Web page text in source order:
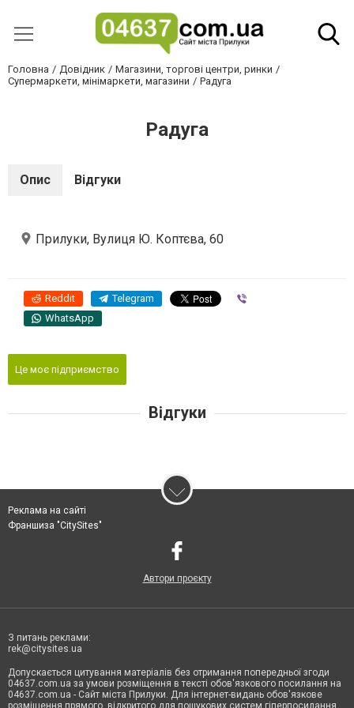
Головна Довідник
Магазини, торгові центри, ринки
Супермаркети, мінімаркети, магазини
Радуга
Радуга
Опис Відгуки
Прилуки, Вулиця Ю. Коптєва, 60
Reddit Telegram
WhatsApp
Це моє підприємство
Відгуки
Реклама на сайті
Франшиза "CitySites"
Автори проєкту
З питань реклами:
rek@citysites.ua
Допускається цитування матеріалів без отримання попередньої згоди
04637.com.ua за умови розміщення в тексті обов'язкового посилання на
04637.com.ua - Сайт міста Прилуки. Для інтернет-видань обов'язкове
розміщення прямого, відкритого для пошукових систем гіперпосилання